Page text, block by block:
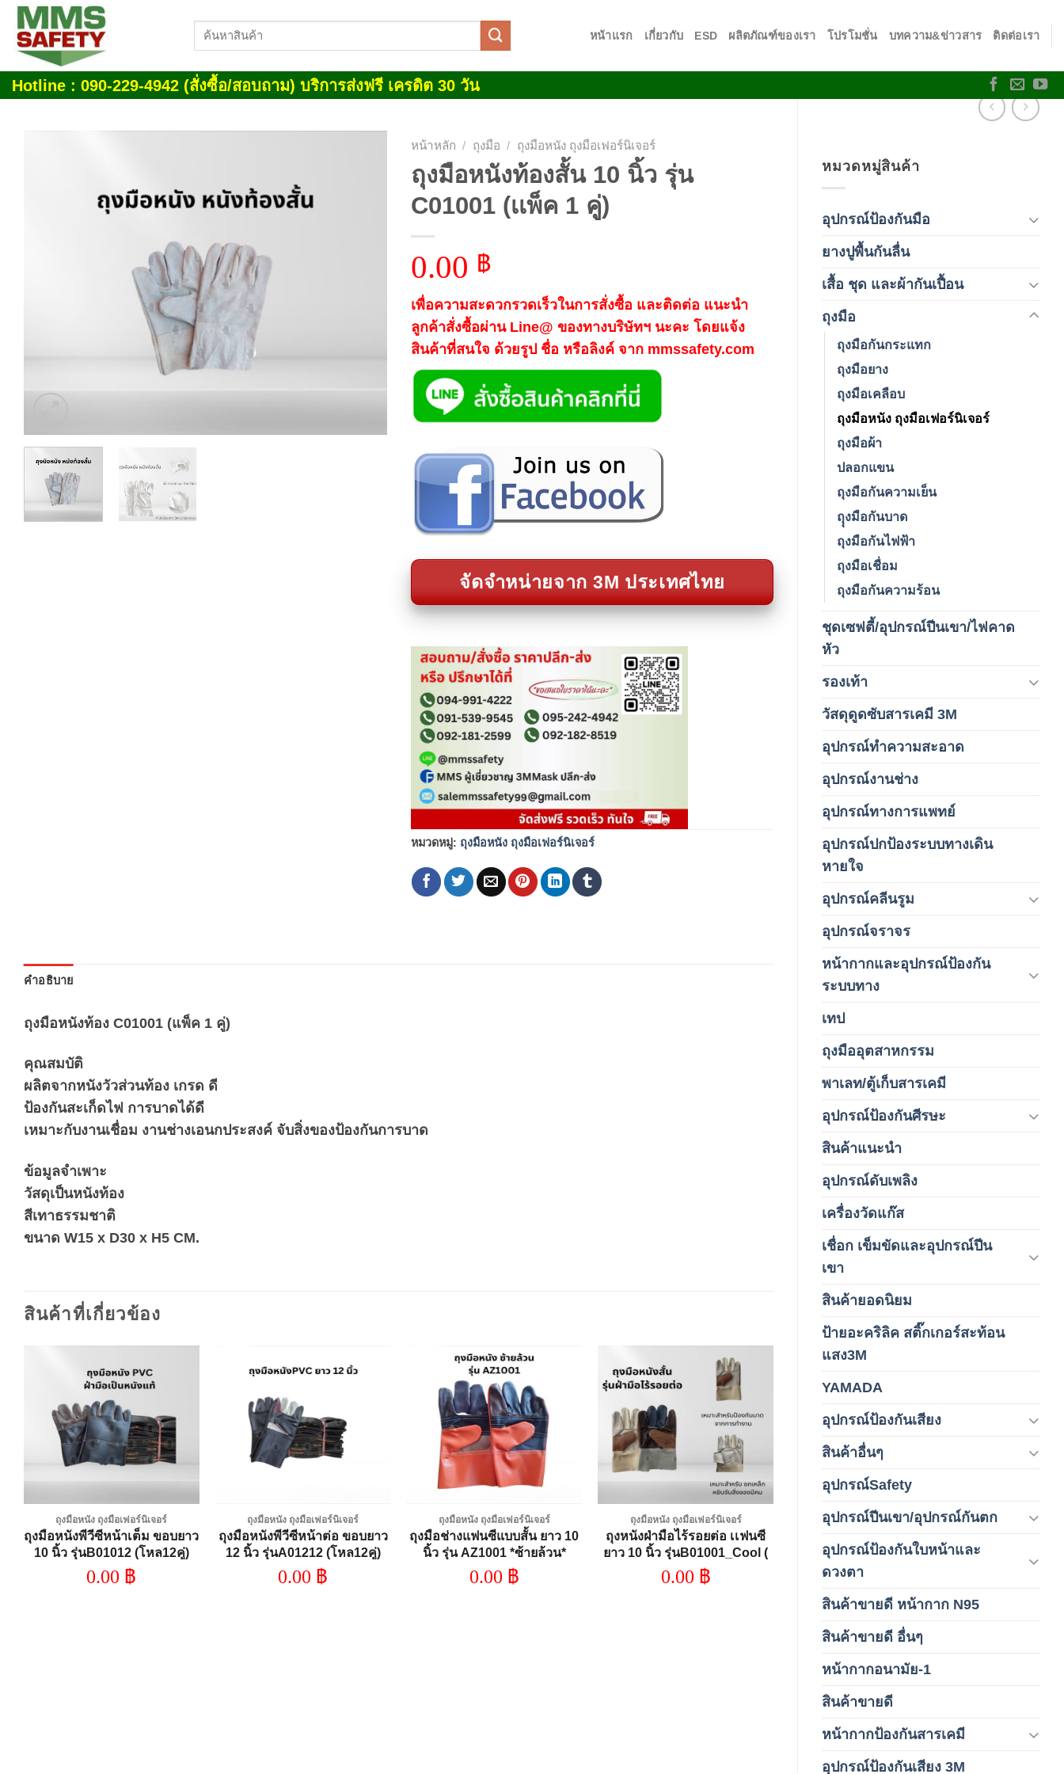
Skip
content
ค้นหา:
หน้าแรก เกี่ยวกับ ESD ผลิตภัณฑ์ของเรา โปรโมชั่น บทความ&ข่าวสาร ติดต่อเรา
Hotline : 090-229-4942 (สั่งซื้อ/สอบถาม) บริการส่งฟรี เครดิต 30 วัน
หมวดหมู่สินค้า
อุปกรณ์ป้องกันมือ
ยางปูพื้นกันลื่น
เสื้อ ชุด และผ้ากันเปื้อน
ถุงมือ
ถุงมือกันกระแทก
ถุงมือยาง
ถุงมือเคลือบ
ถุงมือหนัง ถุงมือเฟอร์นิเจอร์
ถุงมือผ้า
ปลอกแขน
ถุงมือกันความเย็น
ถุุงมือกันบาด
ถุงมือกันไฟฟ้า
ถุงมือเชื่อม
ถุงมือกันความร้อน
ชุดเซฟตี้/อุปกรณ์ปีนเขา/ไฟคาด
หัว
รองเท้า
วัสดุดูดซับสารเคมี 3M
อุปกรณ์ทำความสะอาด
อุปกรณ์งานช่าง
อุปกรณ์ทางการแพทย์
อุปกรณ์ปกป้องระบบทางเดิน
หายใจ
อุปกรณ์คลีนรูม
อุปกรณ์จราจร
หน้ากากและอุปกรณ์ป้องกัน
ระบบทาง
เทป
ถุงมืออุตสาหกรรม
พาเลท/ตู้เก็บสารเคมี
อุปกรณ์ป้องกันศีรษะ
สินค้าแนะนำ
อุปกรณ์ดับเพลิง
เครื่องวัดแก๊ส
เชื่อก เข็มขัดและอุปกรณ์ปีน
เขา
สินค้ายอดนิยม
ป้ายอะคริลิค สติ๊กเกอร์สะท้อน
แสง3M
YAMADA
อุปกรณ์ป้องกันเสียง
สินค้าอื่นๆ
อุปกรณ์Safety
อุปกรณ์ปีนเขา/อุปกรณ์กันตก
อุปกรณ์ป้องกันใบหน้าและ
ดวงตา
สินค้าขายดี หน้ากาก N95
สินค้าขายดี อื่นๆ
หน้ากากอนามัย-1
สินค้าขายดี
หน้ากากป้องกันสารเคมี
อุปกรณ์ป้องกันเสียง 3M
หน้าหลัก / ถุงมือ / ถุงมือหนัง ถุงมือเฟอร์นิเจอร์
ถุงมือหนังท้องสั้น 10 นิ้ว รุ่น
C01001 (เเพ็ค 1 คู่)
0.00 ฿
เพื่อความสะดวกรวดเร็วในการสั่งซื้อ และติดต่อ แนะนำ
ลูกค้าสั่งซื้อผ่าน Line@ ของทางบริษัทฯ นะคะ โดยแจ้ง
สินค้าที่สนใจ ด้วยรูป ชื่อ หรือลิงค์ จาก mmssafety.com
จัดจำหน่ายจาก 3M ประเทศไทย
หมวดหมู่: ถุงมือหนัง ถุงมือเฟอร์นิเจอร์
คำอธิบาย
ถุงมือหนังท้อง C01001 (แพ็ค 1 คู่)
คุณสมบัติ
ผลิตจากหนังวัวส่วนท้อง เกรด ดี
ป้องกันสะเก็ดไฟ การบาดได้ดี
เหมาะกับงานเชื่อม งานช่างเอนกประสงค์ จับสิ่งของป้องกันการบาด
ข้อมูลจำเพาะ
วัสดุเป็นหนังท้อง
สีเทาธรรมชาติ
ขนาด W15 x D30 x H5 CM.
สินค้าที่เกี่ยวข้อง
ถุงมือหนัง ถุงมือเฟอร์นิเจอร์
ถุงมือหนังพีวีซีหน้าเต็ม ขอบยาว
10 นิ้ว รุ่นB01012 (โหล12คู่)
0.00 ฿
ถุงมือหนัง ถุงมือเฟอร์นิเจอร์
ถุงมือหนังพีวีซีหน้าต่อ ขอบยาว
12 นิ้ว รุ่นA01212 (โหล12คู่)
0.00 ฿
Add to
wishlist
ถุงมือหนัง ถุงมือเฟอร์นิเจอร์
ถุงมือช่างแฟนซีแบบสั้น ยาว 10
นิ้ว รุ่น AZ1001 *ซ้ายล้วน*
(เเพ็ค 1 คู่)
0.00 ฿
Add to
ถุงมือหนัง ถุงมือเฟอร์นิเจอร์
ถุงหนังฝ่ามือไร้รอยต่อ เเฟนซี
ยาว 10 นิ้ว รุ่นB01001_Cool (
เเพ็ค 1 คู่ )
0.00 ฿